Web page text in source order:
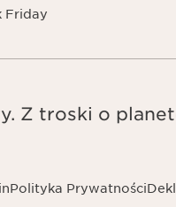
Friday
Z troski o
Polityka Prywatności